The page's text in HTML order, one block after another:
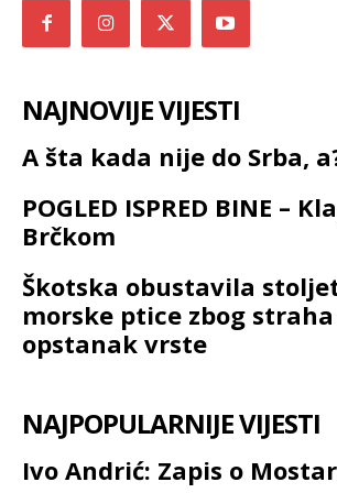
NAJNOVIJE VIJESTI
A šta kada nije do Srba,
POGLED ISPRED BINE –
Brčkom
Škotska obustavila
morske ptice zbog straha
opstanak vrste
NAJPOPULARNIJE VIJESTI
Ivo Andrić: Zapis o